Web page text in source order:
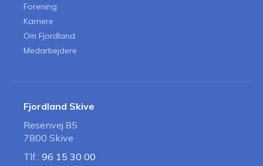
Forening
Karriere
Om Fjordland
Medarbejdere
Fjordland Skive
Resenvej 85
7800 Skive
Tlf.: 96 15 30 00